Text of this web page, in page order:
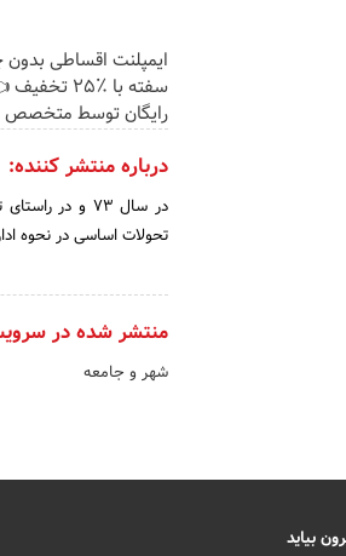
ایمپلنت اقساطی
سفته با ٪۲۵
رایگان توسط متخصص
درباره منتشر کننده:
در سال‌ 73 و
تحولات‌ اساسی‌ در نحوه‌
منتشر شده در
شهر و جامعه
بیاید